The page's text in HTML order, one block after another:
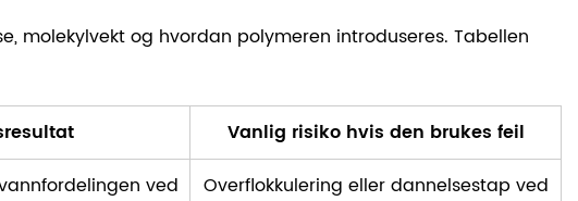
molekylvekt og hvordan polymeren introduseres. Tabellen
Vanlig risiko hvis den brukes feil
ved
Overflokkulering eller dannelsestap ved